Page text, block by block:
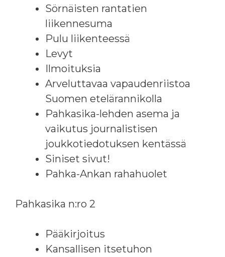
Sörnäisten rantatien
liikennesuma
Pulu liikenteessä
Levyt
Ilmoituksia
Arveluttavaa vapaudenriistoa
Suomen etelärannikolla
Pahkasika-lehden asema ja
vaikutus journalistisen
joukkotiedotuksen kentässä
Siniset sivut!
Pahka-Ankan rahahuolet
Pahkasika n:ro 2
Pääkirjoitus
Kansallisen itsetuhon